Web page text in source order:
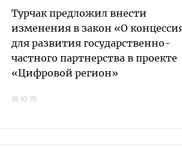
Турчак предложил внести
изменения в закон «О
для развития государственно-
частного партнерства в проекте
«Цифровой регион»
18.10.19